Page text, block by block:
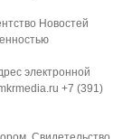
Новостей
электронной
+7 (391)